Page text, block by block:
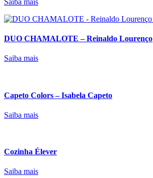
DUO CHAMALOTE – Reinaldo Lourenço
Saiba mais
Capeto Colors – Isabela Capeto
Saiba mais
Cozinha Élever
Saiba mais